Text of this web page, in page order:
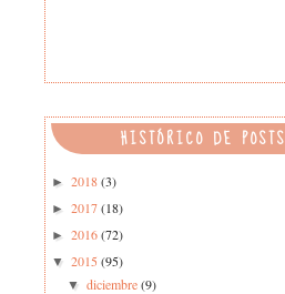
HISTÓRICO DE POSTS
► 2018(3)
► 2017(18)
► 2016(72)
▼ 2015 (95)
▼diciembre(9)